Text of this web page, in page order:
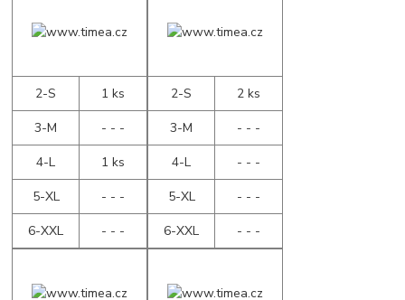
2-S
1 ks
3-M
- - -
4-L
1 ks
5-XL
- - -
6-XXL
- - -
2-S
2 ks
3-M
- - -
4-L
- - -
5-XL
- - -
6-XXL
- - -